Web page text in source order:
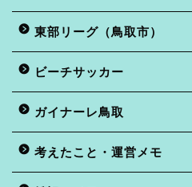
東部リーグ（鳥取市）
ビーチサッカー
ガイナーレ鳥取
考えたこと・運営メモ